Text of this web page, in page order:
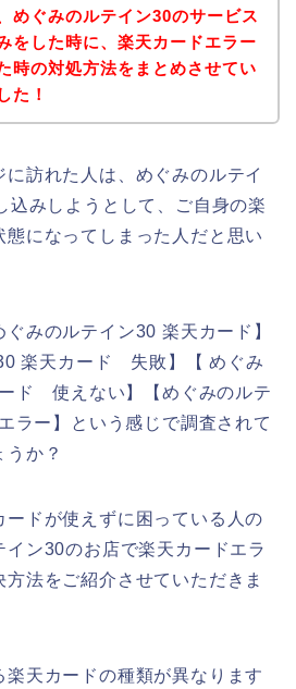
めぐみのルテイン30のサービス
をした時に、楽天カードエラー
時の対処方法をまとめさせてい
た！
訪れた人は、めぐみのルテイ
込みしようとして、ご自身の楽
態になってしまった人だと思い
みのルテイン30 楽天カード】
楽天カード 失敗】【 めぐみ
ド 使えない】【めぐみのルテ
ー】という感じで調査されて
うか？
ードが使えずに困っている人の
イン30のお店で楽天カードエラ
法をご紹介させていただきま
楽天カードの種類が異なります